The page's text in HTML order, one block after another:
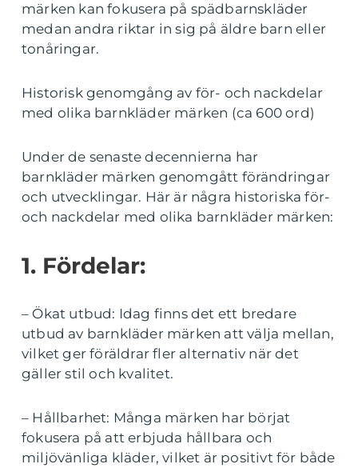
märken kan fokusera på spädbarnskläder
medan andra riktar in sig på äldre barn eller
tonåringar.
Historisk genomgång av för- och nackdelar
med olika barnkläder märken (ca 600 ord)
Under de senaste decennierna har
barnkläder märken genomgått förändringar
och utvecklingar. Här är några historiska för-
och nackdelar med olika barnkläder märken:
1. Fördelar:
– Ökat utbud: Idag finns det ett bredare
utbud av barnkläder märken att välja mellan,
vilket ger föräldrar fler alternativ när det
gäller stil och kvalitet.
– Hållbarhet: Många märken har börjat
fokusera på att erbjuda hållbara och
miljövänliga kläder, vilket är positivt för både